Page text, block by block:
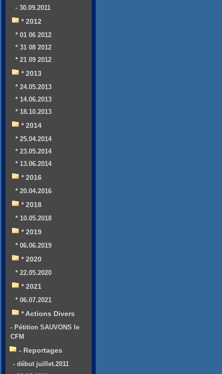
- 30.09.2011
* 2012
* 01 06 2012
* 31 08 2012
* 21 09 2012
* 2013
* 24.05.2013
* 14.06.2013
* 18.10.2013
* 2014
* 25.04.2014
* 23.05.2014
* 13.06.2014
* 2016
* 20.04.2016
* 2018
* 10.05.2018
* 2019
* 06.06.2019
* 2020
* 22.05.2020
* 2021
* 06.07.2021
* Actions Divers
- Pétition SAUVONS le
CFM
- Reportages
- début juillet.2011